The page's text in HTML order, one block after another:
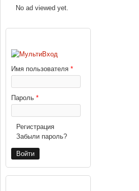
No ad viewed yet.
Имя пользователя *
Пароль *
Регистрация
Забыли пароль?